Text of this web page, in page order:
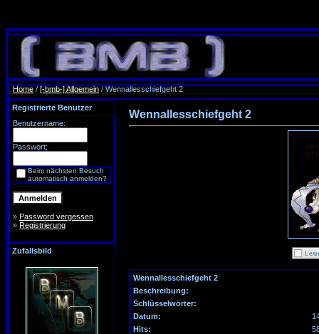
Home / [-bmb-] Allgemein / Wennallesschiefgeht 2
Registrierte Benutzer
Benutzername:
Passwort:
Beim nächsten Besuch
automatisch anmelden?
» Password vergessen
» Registrierung
Zufallsbild
Wennallesschiefgeht 2
Wennallesschiefgeht 2
Beschreibung:
Schlüsselwörter:
Datum:
Hits: